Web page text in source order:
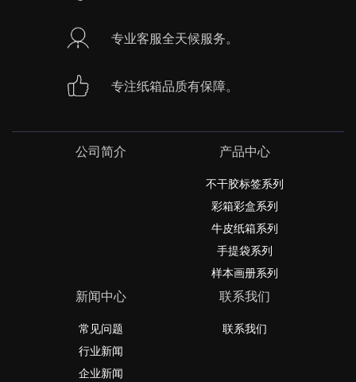
专业客服全天候服务。
专注纸箱品质有保障。
公司简介 产品中心
不干胶标签系列
彩箱彩盒系列
牛皮纸箱系列
手提袋系列
样本画册系列
新闻中心
常见问题
行业新闻
企业新闻
联系我们
联系我们